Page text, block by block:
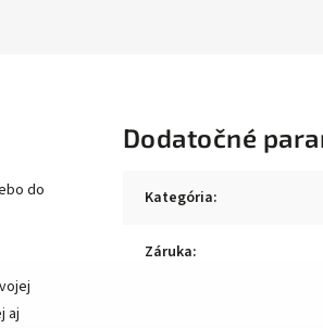
do
aj
Dodatočné
Kategória:
Záruka: